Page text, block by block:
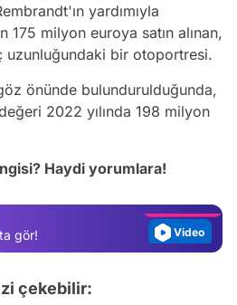
yardımıyla
175 milyon euroya satın alınan,
uzunluğundaki bir otoportresi.
önünde bulundurulduğunda,
2022 yılında 198 milyon
Haydi yorumlara!
gör!
Video
Video
çekebilir: